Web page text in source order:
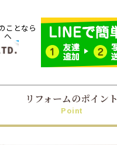
ことなら
へ
リフォームのポイント
Point